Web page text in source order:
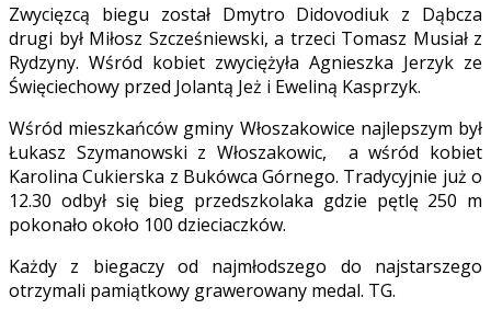
Zwycięzcą biegu został Dmytro Didovodiuk z Dąbcza
drugi był Miłosz Szcześniewski, a trzeci Tomasz Musiał z
Rydzyny. Wśród kobiet zwyciężyła Agnieszka Jerzyk ze
Święciechowy przed Jolantą Jeż i Eweliną Kasprzyk.
Wśród mieszkańców gminy Włoszakowice najlepszym był
Łukasz Szymanowski z Włoszakowic, a wśród kobiet
Karolina Cukierska z Bukówca Górnego. Tradycyjnie już o
12.30 odbył się bieg przedszkolaka gdzie pętlę 250 m
pokonało około 100 dzieciaczków.
Każdy z biegaczy od najmłodszego do najstarszego
otrzymali pamiątkowy grawerowany medal. TG.